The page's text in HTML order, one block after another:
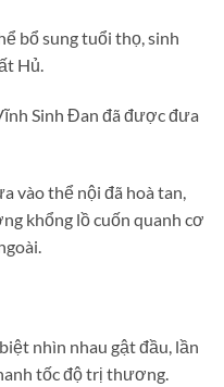
bổ sung tuổi thọ, sinh
Hủ.
Sinh Đan đã được đưa
vào thể nội đã hoà tan,
khổng lồ cuốn quanh cơ
nhìn nhau gật đầu, lần
tốc độ trị thương.